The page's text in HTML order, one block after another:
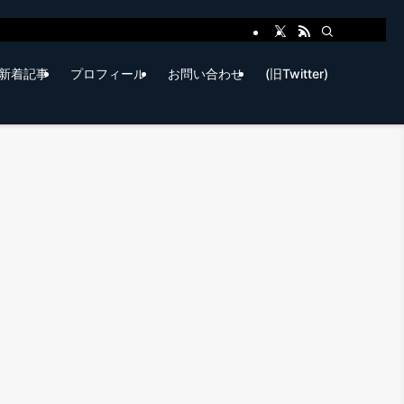
着記事 プロフィール お問い合わせ (旧Twitter)